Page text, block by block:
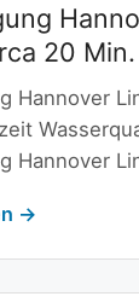
20
Hannover
Hannover
→